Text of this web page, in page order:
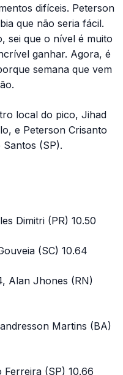
difíceis. Peterson
que não seria fácil.
sei que o nível é muito
ganhar. Agora, é
semana que vem
local do pico, Jihad
e Peterson Crisanto
(SP).
Dimitri (PR) 10.50
(SC) 10.64
Alan Jhones (RN)
Martins (BA)
(SP) 10.66